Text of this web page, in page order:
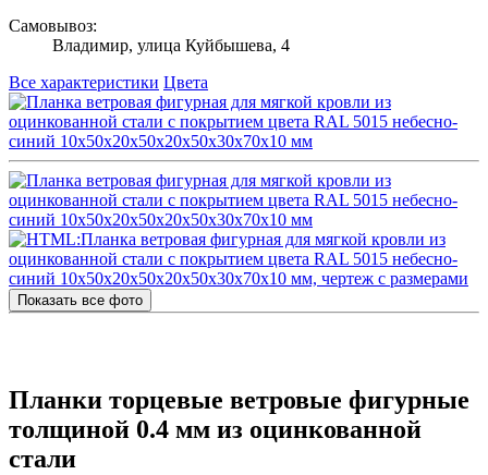
Самовывоз:
Владимир, улица Куйбышева, 4
Все характеристики Цвета
Показать все фото
Планки торцевые ветровые фигурные
толщиной 0.4 мм из оцинкованной
стали